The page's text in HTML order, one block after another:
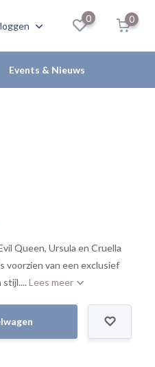
0 0
Events & Nieuws
Queen, Ursula en Cruella
voorzien van een exclusief
stijl....Lees meer